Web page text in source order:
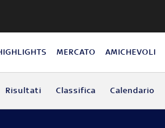
MERCATO AMICHEVOLI
Risultati Classifica Calendario